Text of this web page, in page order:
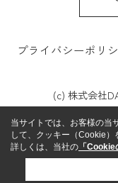
プライバシーポリ
(c) 株式会社
当サイトでは、お客様の当
して、クッキー（Cookie）
詳しくは、当社の 「